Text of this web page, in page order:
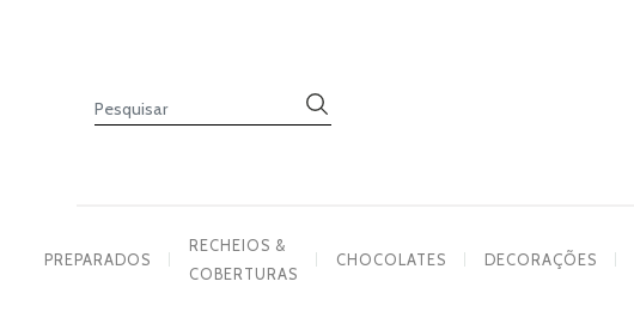
PREPARADOS
RECHEIOS &
COBERTURAS
CHOCOLATES DECORAÇÕES